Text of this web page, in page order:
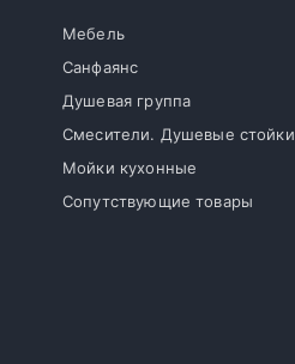
Мебель
Санфаянс
Душевая группа
Смесители. Душевые стойки
Мойки кухонные
Сопутствующие товары